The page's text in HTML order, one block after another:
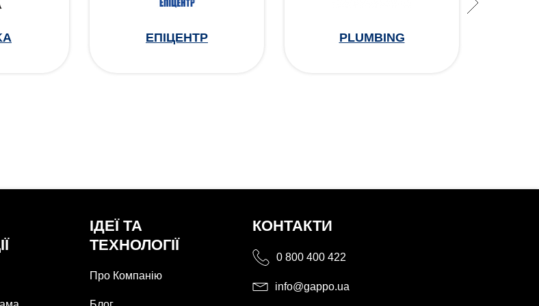
ЕПІЦЕНТР PLUMBING
ІДЕЇ ТА
ТЕХНОЛОГІЇ
Про Компанію
КОНТАКТИ
0 800 400 422
info@gappo.ua